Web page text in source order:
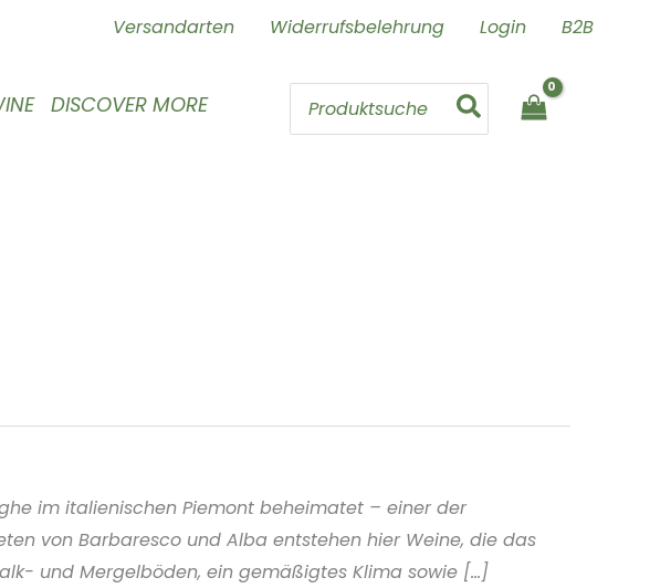
Versandarten Widerrufsbelehrung Login B2B
DISCOVER MORE
Search
im italienischen Piemont beheimatet – einer der
von Barbaresco und Alba entstehen hier Weine, die das
und Mergelböden, ein gemäßigtes Klima sowie [...]